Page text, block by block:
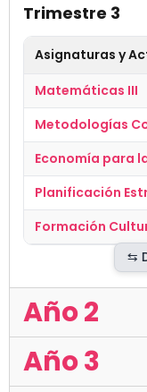
Trimestre 3
Asignaturas y
Matemáticas III
Metodologías
Economía para
Planificación
Formación
Año 2
Año 3